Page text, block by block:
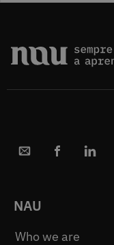
NAU
Who we are